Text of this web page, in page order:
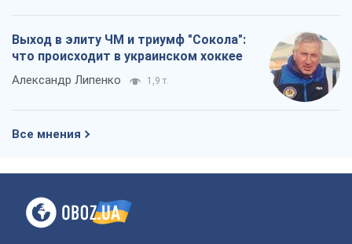
Выход в элиту ЧМ и триумф "Сокола":
что происходит в украинском хоккее
Александр Липенко 1,9 т.
Все мнения